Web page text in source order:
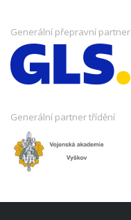
Generální přepravní partner
Generální partner třídění